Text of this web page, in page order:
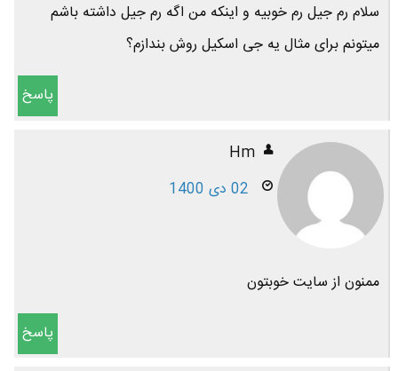
سلام رم جیل رم خوبیه و اینکه من اگه رم جیل داشته باشم
میتونم برای مثال یه جی اسکیل روش بندازم؟
پاسخ
Hm
02 دی 1400
ممنون از سایت خوبتون
پاسخ